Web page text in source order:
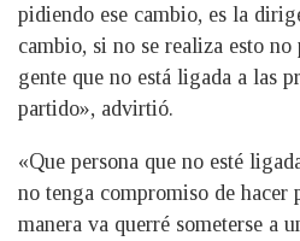
pidiendo ese cambio, es la
cambio, si no se realiza esto no
gente que no está ligada a las
partido», advirtió.
«Que persona que no esté
no tenga compromiso de hacer
manera va querré someterse a